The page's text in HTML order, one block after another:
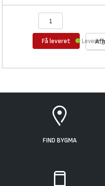
Få leveret
FIND BYGMA